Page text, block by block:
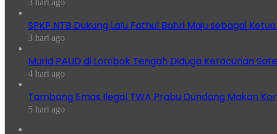
SPKP NTB Dukung Lalu Fathul Bahri Maju sebagai Ketua
3 hari ago
Murid PAUD di Lombok Tengah Diduga Keracunan
4 hari ago
Tambang Emas Ilegal TWA Prabu Dundang Makan
5 hari ago